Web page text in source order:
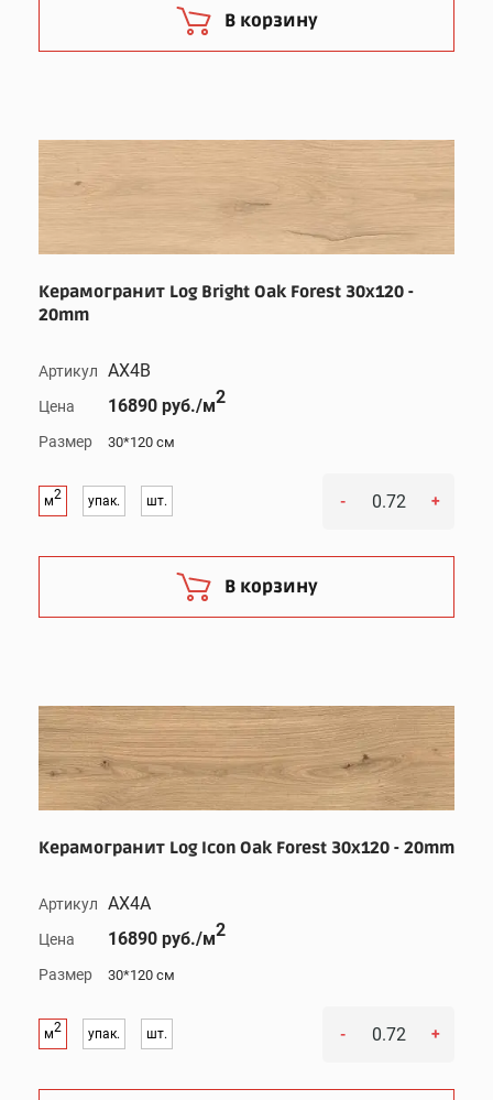
В корзину
Керамогранит Log Bright Oak Forest 30x120 -
20mm
Артикул AX4B
Цена 16890 руб./м2
Размер 30*120 см
м2 упак. шт. - +
В корзину
Керамогранит Log Icon Oak Forest 30x120 - 20mm
Артикул AX4A
Цена 16890 руб./м2
Размер 30*120 см
м2 упак. шт. - +